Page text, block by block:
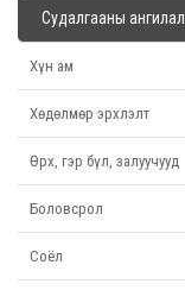
Судалгааны ангилал
Хүн ам
Хөдөлмөр эрхлэлт
Өрх, гэр бүл, залуучууд
Боловсрол
Соёл